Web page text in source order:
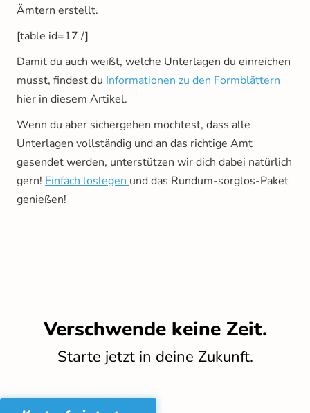
Ämtern erstellt.
[table id=17 /]
Damit du auch weißt, welche Unterlagen du einreichen
musst, findest du Informationen zu den Formblättern
hier in diesem Artikel.
Wenn du aber sichergehen möchtest, dass alle
Unterlagen vollständig und an das richtige Amt
gesendet werden, unterstützen wir dich dabei natürlich
gern! Einfach loslegen und das Rundum-sorglos-Paket
genießen!
Verschwende keine Zeit.
Starte jetzt in deine Zukunft.